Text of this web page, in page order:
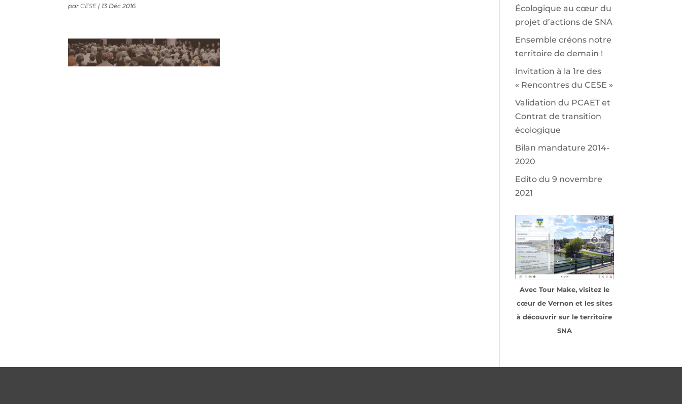
parCESE | 13 Déc 2016
Écologique au cœur du
projet d’actions de SNA
Ensemble créons notre
territoire de demain !
Invitation à la 1re des
« Rencontres du CESE »
Validation du PCAET et
Contrat de transition
écologique
Bilan mandature 2014-
2020
Edito du 9 novembre
2021
Avec Tour Make, visitez le
cœur de Vernon et les sites
à découvrir sur le territoire
SNA